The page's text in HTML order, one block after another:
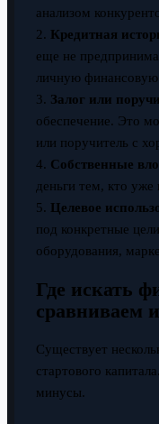
анализом
2. Кредитная
еще не
личную финансовую
3. Залог или
обеспечение. Это
или поручитель с
4. Собственные
деньги тем, кто уже
5. Целевое
под конкретные
оборудования,
Где искать
сравниваем
Существует
стартового
минусы.